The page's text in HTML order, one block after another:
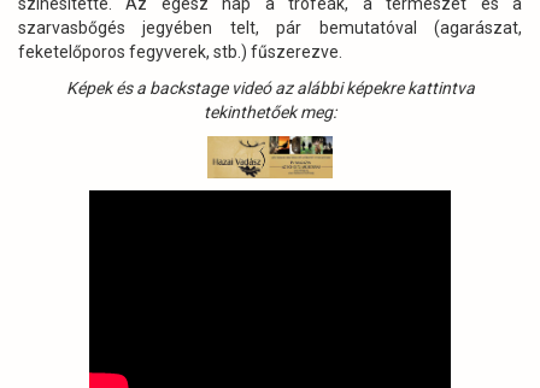
szarvasbőgés jegyében telt, pár bemutatóval (agarászat,
feketelőporos fegyverek, stb.) fűszerezve.
Képek és a backstage videó az alábbi képekre kattintva
tekinthetőek meg: